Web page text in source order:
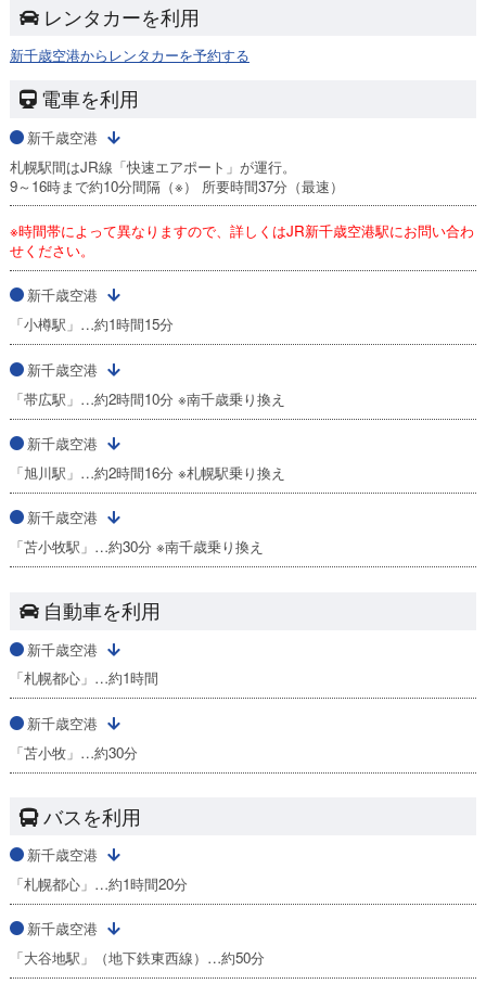
レンタカーを利用
新千歳空港からレンタカーを予約する
電車を利用
新千歳空港
札幌駅間はJR線「快速エアポート」が運行。
9～16時まで約10分間隔（※） 所要時間37分（最速）
※時間帯によって異なりますので、詳しくはJR新千歳空港駅にお問い合わ
せください。
新千歳空港
「小樽駅」…約1時間15分
新千歳空港
「帯広駅」…約2時間10分 ※南千歳乗り換え
新千歳空港
「旭川駅」…約2時間16分 ※札幌駅乗り換え
新千歳空港
「苫小牧駅」…約30分 ※南千歳乗り換え
自動車を利用
新千歳空港
「札幌都心」…約1時間
新千歳空港
「苫小牧」…約30分
バスを利用
新千歳空港
「札幌都心」…約1時間20分
新千歳空港
「大谷地駅」（地下鉄東西線）…約50分